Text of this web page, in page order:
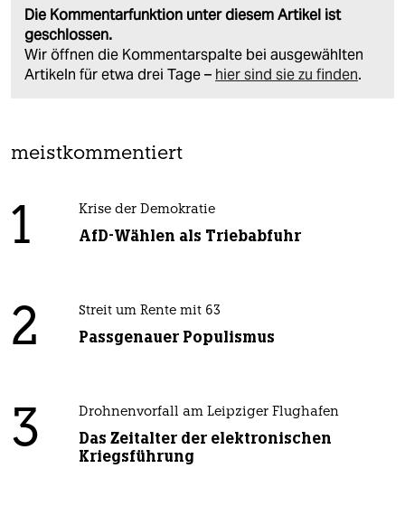
Die Kommentarfunktion unter diesem Artikel ist
geschlossen.
Wir öffnen die Kommentarspalte bei ausgewählten
Artikeln für etwa drei Tage – hier sind sie zu finden.
meistkommentiert
1 Krise der Demokratie
AfD-Wählen als Triebabfuhr
2 Streit um Rente mit 63
Passgenauer Populismus
3 Drohnenvorfall am Leipziger Flughafen
Das Zeitalter der elektronischen
Kriegsführung